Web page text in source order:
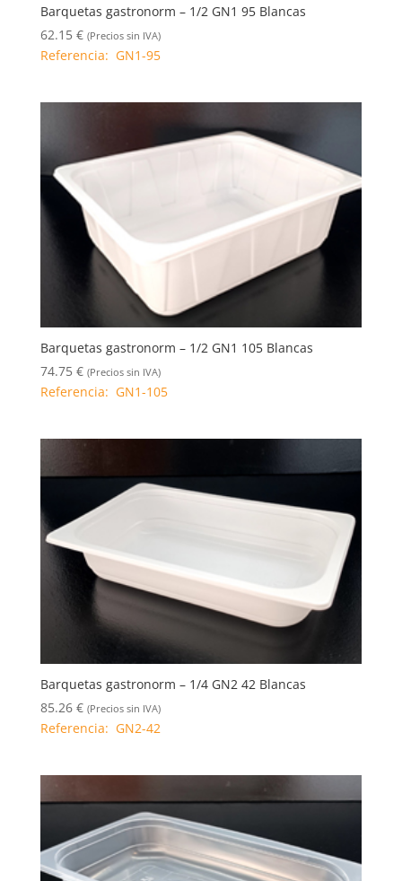
Barquetas gastronorm – 1/2 GN1 95 Blancas
62.15 € (Precios sin IVA)
Referencia: GN1-95
Barquetas gastronorm – 1/2 GN1 105 Blancas
74.75 € (Precios sin IVA)
Referencia: GN1-105
Barquetas gastronorm – 1/4 GN2 42 Blancas
85.26 € (Precios sin IVA)
Referencia: GN2-42